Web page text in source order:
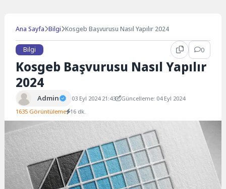
Ana Sayfa Bilgi Kosgeb Başvurusu Nasıl Yapılır 2024
Bilgi 0
Kosgeb Başvurusu Nasıl Yapılır
2024
Admin 03 Eyl 2024 21:43
Güncelleme: 04 Eyl 2024
1635 Görüntüleme 16 dk.